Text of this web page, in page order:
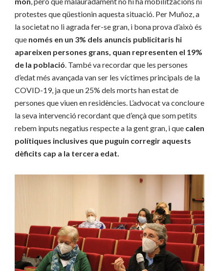
protestes que qüestionin aquesta situació. Per Muñoz, a
la societat no li agrada fer-se gran, i bona prova d’això és
que només en un 3% dels anuncis publicitaris hi
apareixen persones grans, quan representen el 19%
de la població. També va recordar que les persones
d’edat més avançada van ser les víctimes principals de la
COVID-19, ja que un 25% dels morts han estat de
persones que viuen en residències. L’advocat va concloure
la seva intervenció recordant que d’ençà que som petits
rebem inputs negatius respecte a la gent gran, i que calen
polítiques inclusives que puguin corregir aquests
dèficits cap a la tercera edat.